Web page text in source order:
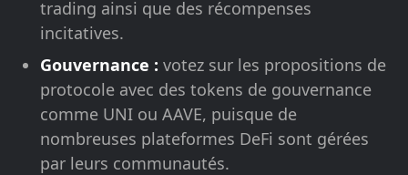
trading ainsi que des récompenses
incitatives.
Gouvernance : votez sur les propositions de
protocole avec des tokens de gouvernance
comme UNI ou AAVE, puisque de
nombreuses plateformes DeFi sont gérées
par leurs communautés.